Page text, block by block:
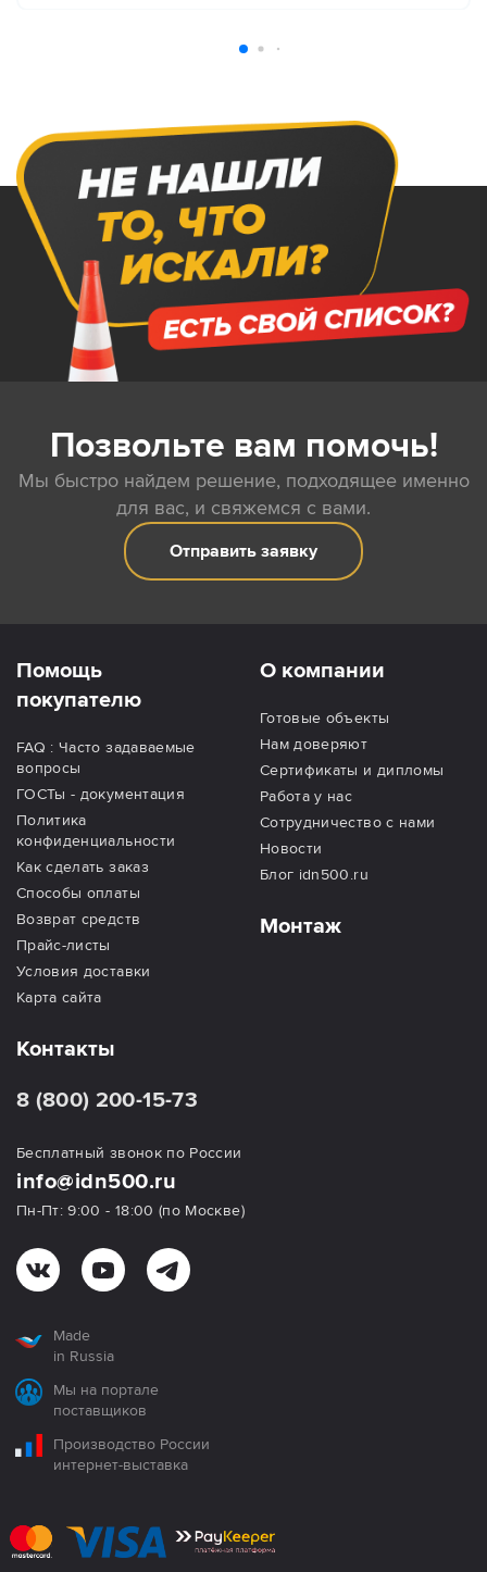
Позвольте вам помочь!
Мы быстро найдем решение, подходящее именно
для вас, и свяжемся с вами.
Отправить заявку
Помощь
покупателю
FAQ : Часто задаваемые
вопросы
ГОСТы - документация
Политика
конфиденциальности
Как сделать заказ
Способы оплаты
Возврат средств
Прайс-листы
Условия доставки
Карта сайта
О компании
Готовые объекты
Нам доверяют
Сертификаты и дипломы
Работа у нас
Сотрудничество с нами
Новости
Блог idn500.ru
Монтаж
Контакты
8 (800) 200-15-73
Бесплатный звонок по России
info@idn500.ru
Пн-Пт: 9:00 - 18:00 (по Москве)
Made
in Russia
Мы на портале
поставщиков
Производство России
интернет-выставка